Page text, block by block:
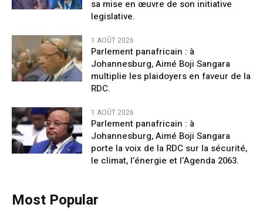
sa mise en œuvre de son initiative
legislative.
1 AOÛT 2026
Parlement panafricain : à
Johannesburg, Aimé Boji Sangara
multiplie les plaidoyers en faveur de la
RDC.
1 AOÛT 2026
Parlement panafricain : à
Johannesburg, Aimé Boji Sangara
porte la voix de la RDC sur la sécurité,
le climat, l’énergie et l’Agenda 2063.
Most Popular